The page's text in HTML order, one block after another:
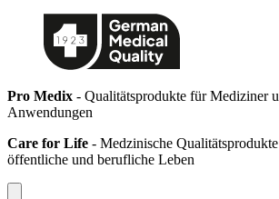
Pro Medix - Qualitätsprodukte für Mediziner
Anwendungen
Care for Life - Medzinische
öffentliche und berufliche Leben